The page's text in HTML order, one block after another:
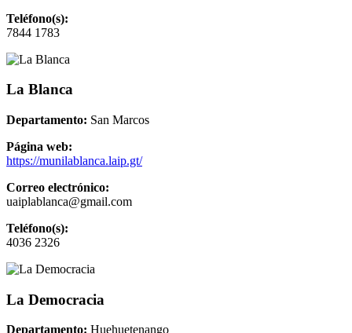
Teléfono(s):
7844 1783
La Blanca
Departamento: San Marcos
Página web:
https://munilablanca.laip.gt/
Correo electrónico:
uaiplablanca@gmail.com
Teléfono(s):
4036 2326
La Democracia
Departamento: Huehuetenango